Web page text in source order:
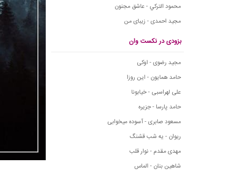
محمود التركي - عاشق مجنون
مجید احمدی - زیبای من
بزودی در نکست وان
مجید رضوی - اوکی
حامد همایون - این روزا
علی لهراسبی - خیابونا
حامد پارسا - جزیره
مسعود صابری - آسوده میخوابی
ریوان - یه شب قشنگ
مهدی مقدم - نوار قلب
شاهین بنان - الماس